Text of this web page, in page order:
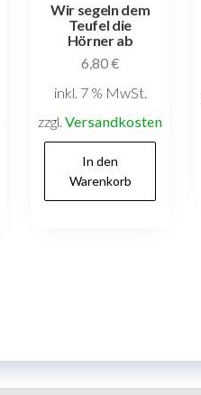
Wir segeln dem
Teufel die
Hörner ab
6,80€
inkl. 7 % MwSt.
zzgl.Versandkosten
In den
Warenkorb